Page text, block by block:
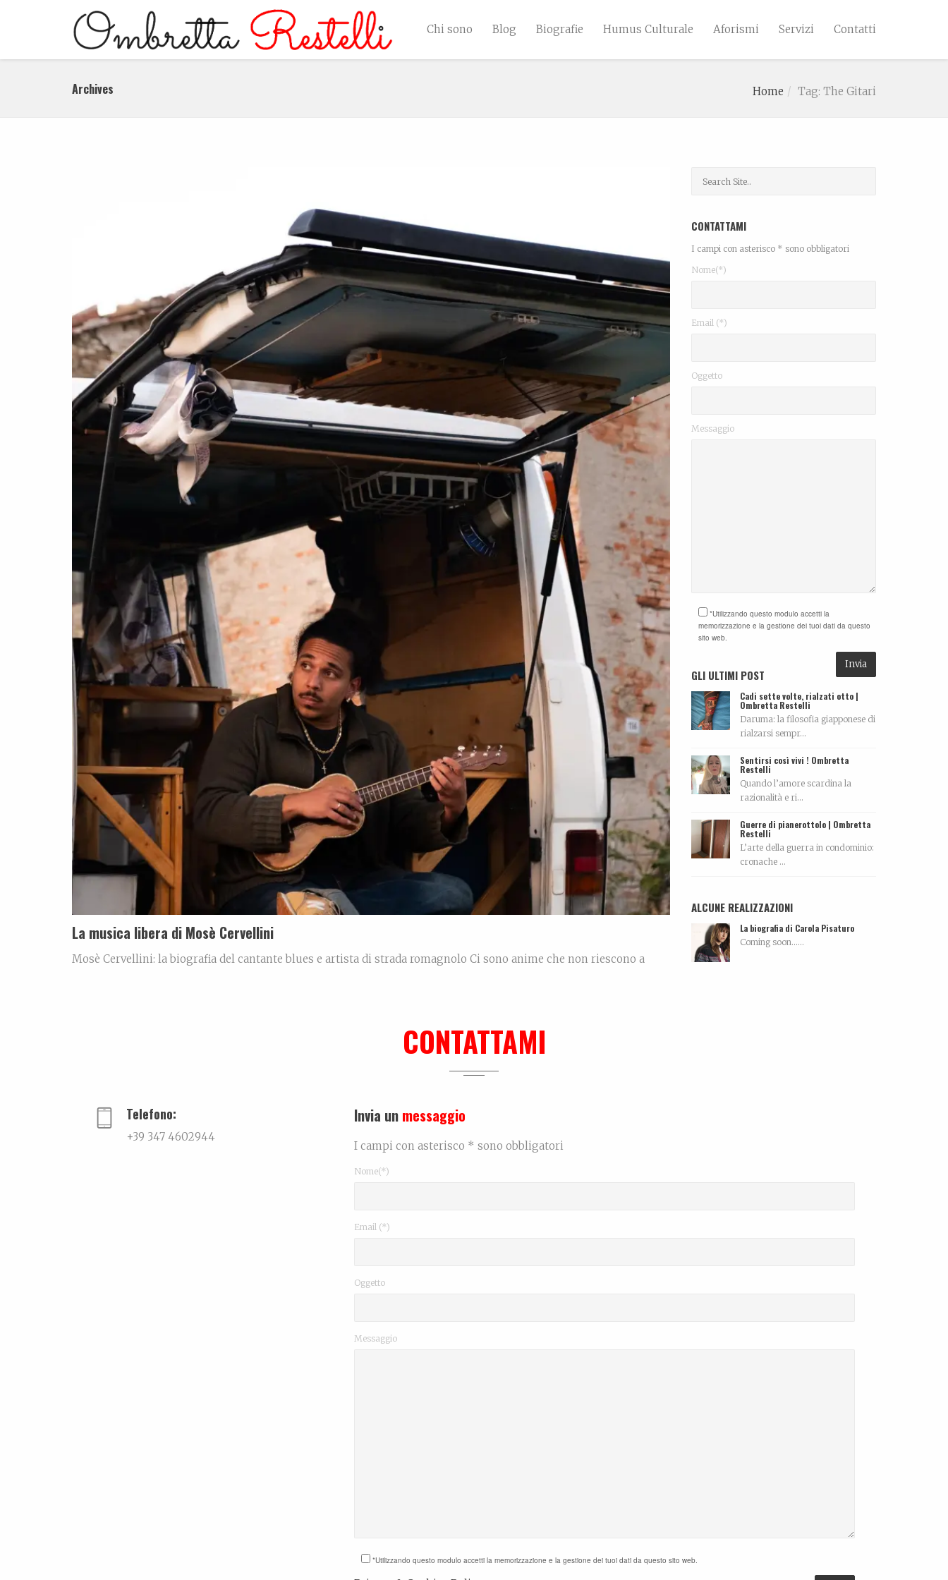
Chi sono Blog Biografie Humus Culturale Aforismi Servizi Contatti
Archives Home Tag: The Gitari
La musica libera di Mosè Cervellini
Mosè Cervellini: la biografia del cantante blues e artista di strada romagnolo Ci sono anime che non riescono a
CONTATTAMI
I campi con asterisco * sono obbligatori
Nome(*)
Email (*)
Oggetto
Messaggio
*Utilizzando questo modulo accetti la
memorizzazione e la gestione dei tuoi dati da questo
sito web.
GLI ULTIMI POST
Cadi sette volte, rialzati otto |
Ombretta Restelli
Daruma: la filosofia giapponese di
rialzarsi sempr...
Sentirsi così vivi ! Ombretta
Restelli
Quando l’amore scardina la
razionalità e ri...
Guerre di pianerottolo | Ombretta
Restelli
L’arte della guerra in condominio:
cronache ...
ALCUNE REALIZZAZIONI
La biografia di Carola Pisaturo
Coming soon…...
CONTATTAMI
Telefono:
+39 347 4602944
Invia un messaggio
I campi con asterisco * sono obbligatori
Nome(*)
Email (*)
Oggetto
Messaggio
*Utilizzando questo modulo accetti la memorizzazione e la gestione dei tuoi dati da questo sito web.